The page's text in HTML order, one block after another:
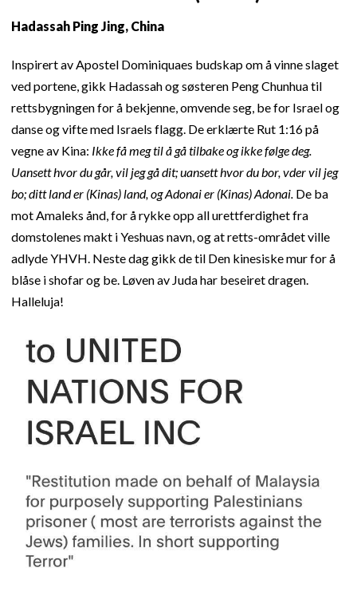
Hadassah Ping Jing, China
Inspirert av Apostel Dominiquaes budskap om å vinne slaget
ved portene, gikk Hadassah og søsteren Peng Chunhua til
rettsbygningen for å bekjenne, omvende seg, be for Israel og
danse og vifte med Israels flagg. De erklærte Rut 1:16 på
vegne av Kina: Ikke få meg til å gå tilbake og ikke følge deg.
Uansett hvor du går, vil jeg gå dit; uansett hvor du bor, vder vil jeg
bo; ditt land er (Kinas) land, og Adonai er (Kinas) Adonai. De ba
mot Amaleks ånd, for å rykke opp all urettferdighet fra
domstolenes makt i Yeshuas navn, og at retts-området ville
adlyde YHVH. Neste dag gikk de til Den kinesiske mur for å
blåse i shofar og be. Løven av Juda har beseiret dragen.
Halleluja!